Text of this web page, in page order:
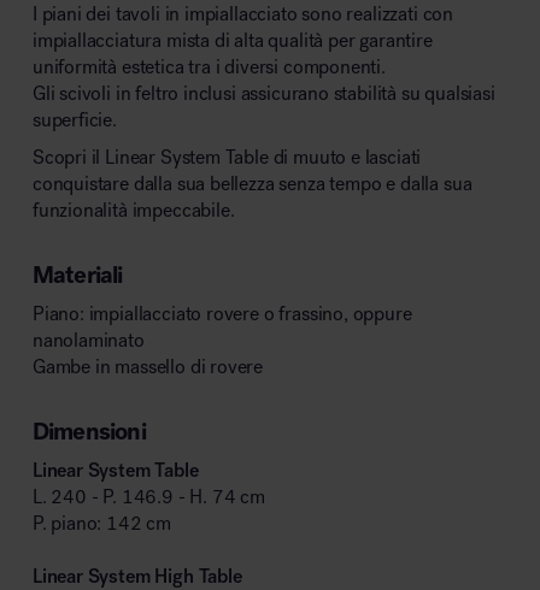
I piani dei tavoli in impiallacciato sono realizzati con
impiallacciatura mista di alta qualità per garantire
uniformità estetica tra i diversi componenti.
Gli scivoli in feltro inclusi assicurano stabilità su qualsiasi
superficie.
Scopri il Linear System Table di muuto e lasciati
conquistare dalla sua bellezza senza tempo e dalla sua
funzionalità impeccabile.
Materiali
Piano: impiallacciato rovere o frassino, oppure
nanolaminato
Gambe in massello di rovere
Dimensioni
Linear System Table
L. 240 - P. 146.9 - H. 74 cm
P. piano: 142 cm
Linear System High Table